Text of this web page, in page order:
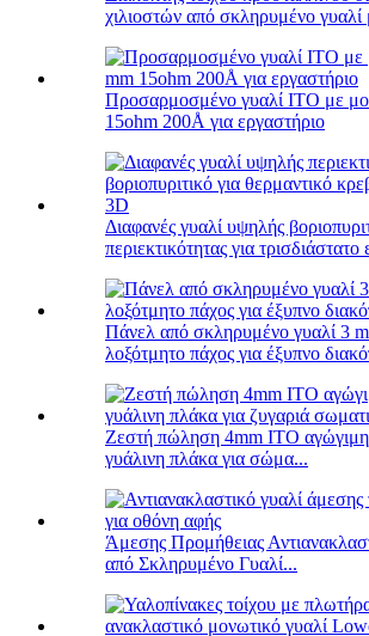
χιλιοστών από σκληρυμένο γυαλί
Προσαρμοσμένο γυαλί ITO με
15ohm 200Å για εργαστήριο
Διαφανές γυαλί υψηλής
περιεκτικότητας για
Πάνελ από σκληρυμένο γυαλί 3
λοξότμητο πάχος για έξυπνο
Ζεστή πώληση 4mm ITO
γυάλινη πλάκα για σώμα...
Άμεσης Προμήθειας
από Σκληρυμένο Γυαλί...